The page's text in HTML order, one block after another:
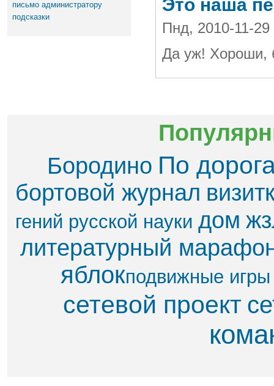
письмо администратору
подсказки
Это наша
Пнд, 2010-11-
Да уж! Хороши,
Бородино По
бортовой журнал
гений русской науки дом
литературный
яблок​подвижные игры
сетевой проект